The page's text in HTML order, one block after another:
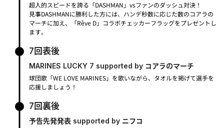
超人的スピードを誇る「DASHMAN」vsファンのダッシュ対決！
見事DASHMANに勝利した方には、ハンデ秒数に応じた数のコアラの
マーチに加え、「Rêve D」コラボチェッカーフラッグをプレゼントし
ます。
7回表後
MARINES LUCKY 7 supported by コアラのマーチ
球団歌「WE LOVE MARINES」を歌いながら、タオルを掲げて選手を
応援しましょう！
7回裏後
予告先発発表 supported by ニフコ